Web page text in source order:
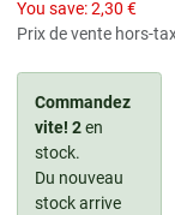
You save:2,30 €
Prix de vente hors-
Commandez
vite! 2en
stock.
Du nouveau
stock arrive